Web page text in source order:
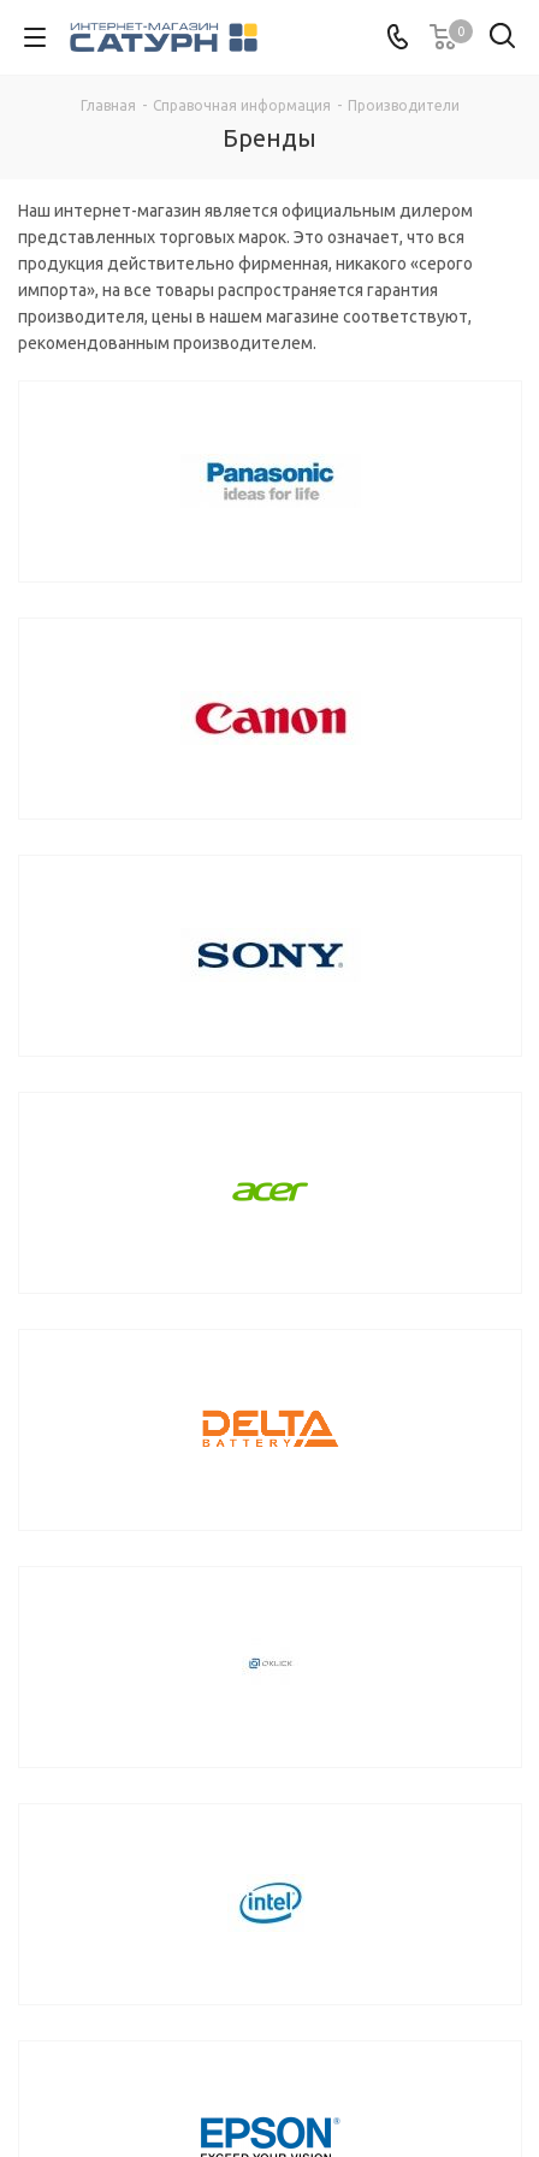
0
Главная - Справочная информация - Производители
Бренды
Наш интернет-магазин является официальным дилером
представленных торговых марок. Это означает, что вся
продукция действительно фирменная, никакого «серого
импорта», на все товары распространяется гарантия
производителя, цены в нашем магазине соответствуют,
рекомендованным производителем.